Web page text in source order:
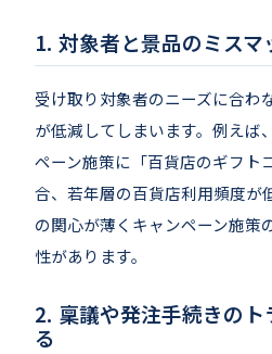
対象者と景品のミスマ
受け取り対象者のニーズに合わ
が低減してしまいます。例えば
ペーン施策に「百貨店のギフト
合、若年層の百貨店利用頻度が
の関心が薄くキャンペーン施策
性があります。
稟議や発注手続きの
る